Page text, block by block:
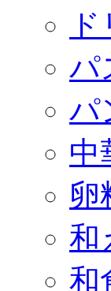
パ
パ
中
卵
和
和